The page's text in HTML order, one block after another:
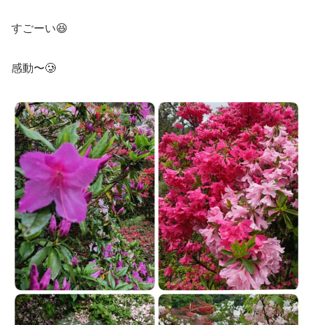
すごーい😆
感動〜🥲